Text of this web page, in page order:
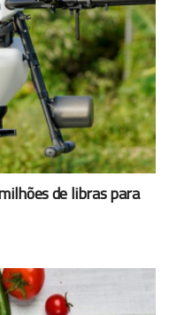
de libras para